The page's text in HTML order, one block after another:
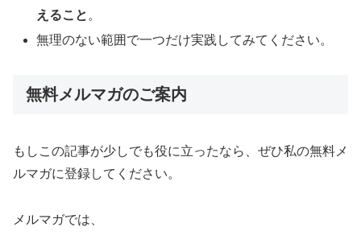
えること 。
無理のない範囲で一つだけ実践してみてください。
無料メルマガのご案内
もしこの記事が少しでも役に立ったなら、ぜひ私の無料メ
ルマガに登録してください。
メルマガでは、